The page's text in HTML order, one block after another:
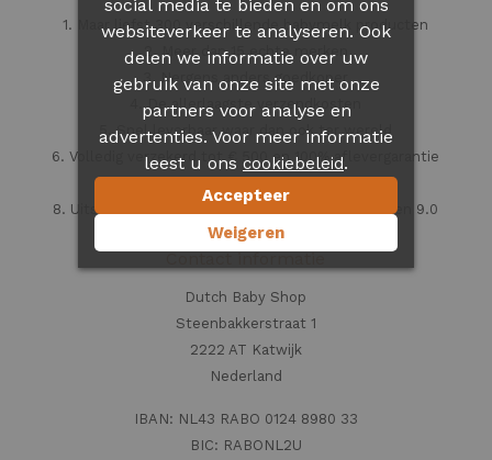
1. Maar liefst 300 verschillende babymelk producten
2. Meer dan 15 echte merken
3. Nergens anders goedkoper
4. De allerlaagste verzendkosten
5. Snel leverbaar waar dan ook ter wereld
6. Volledig verzekerd tot € 500 en 100% aflevergarantie
7. Veilig en vertrouwd
8. Uitstekende klantenservice beoordeeld met een 9.0
Contact informatie
Dutch Baby Shop
Steenbakkerstraat 1
2222 AT Katwijk
Nederland
IBAN: NL43 RABO 0124 8980 33
BIC: RABONL2U
websiteverkeer te analyseren. Ook
delen we informatie over uw
gebruik van onze site met onze
partners voor analyse en
advertenties. Voor meer informatie
leest u ons cookiebeleid.
Accepteer
Weigeren